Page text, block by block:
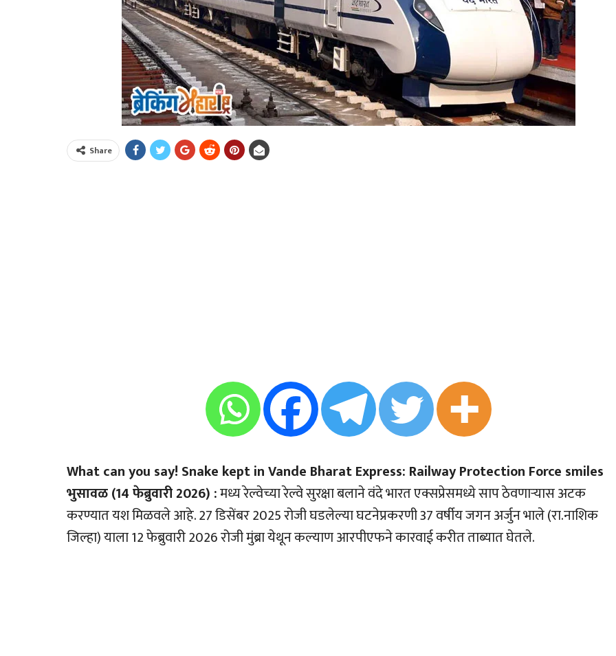
Share
What can you say! Snake kept in Vande Bharat Express: Railway Protection Force smiles
भुसावळ (14 फेब्रुवारी 2026) :मध्य रेल्वेच्या रेल्वे सुरक्षा बलाने वंदे भारत एक्सप्रेसमध्ये साप ठेवणार्‍यास अटक
करण्यात यश मिळवले आहे. 27 डिसेंबर 2025 रोजी घडलेल्या घटनेप्रकरणी 37 वर्षीय जगन अर्जुन भाले (रा.नाशिक
जिल्हा) याला 12 फेब्रुवारी 2026 रोजी मुंब्रा येथून कल्याण आरपीएफने कारवाई करीत ताब्यात घेतले.